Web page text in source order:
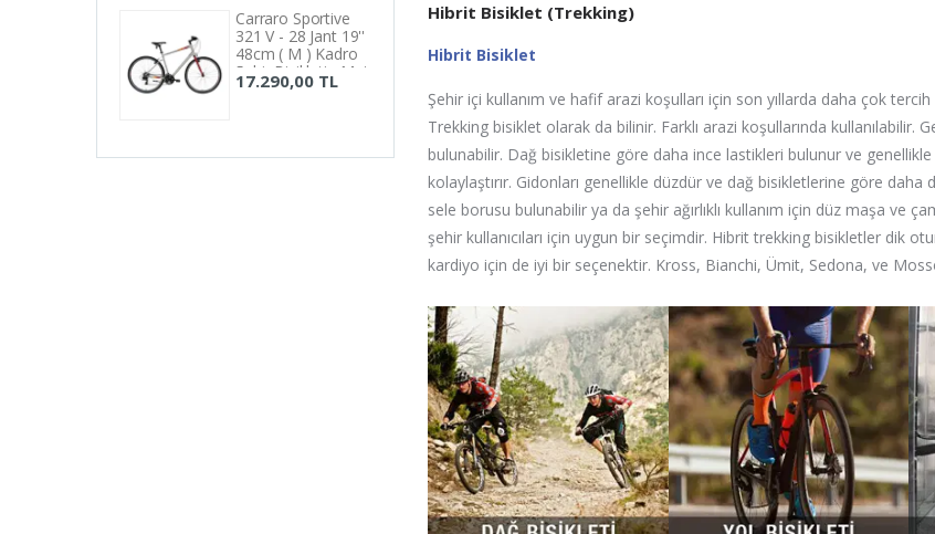
Hibrit Bisiklet (Trekking)
Hibrit Bisiklet
Şehir içi kullanım ve hafif arazi koşulları için son yıllarda daha çok
Trekking bisiklet olarak da bilinir. Farklı arazi koşullarında
bulunabilir. Dağ bisikletine göre daha ince lastikleri bulunur ve genellikle
kolaylaştırır. Gidonları genellikle düzdür ve dağ bisikletlerine göre
sele borusu bulunabilir ya da şehir ağırlıklı kullanım için düz maşa ve
şehir kullanıcıları için uygun bir seçimdir. Hibrit trekking bisikletler dik
kardiyo için de iyi bir seçenektir. Kross, Bianchi, Ümit, Sedona, ve
Carraro Sportive
321 V - 28 Jant 19''
48cm ( M ) Kadro
Şehir Bisikleti - Mat
Gri / Kırmızı
17.290,00 TL